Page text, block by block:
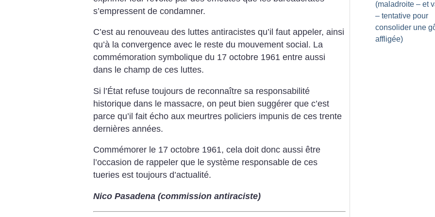
s’empressent de condamner.
C’est au renouveau des luttes antiracistes qu’il faut appeler, ainsi
qu’à la convergence avec le reste du mouvement social. La
commémoration symbolique du 17 octobre 1961 entre aussi
dans le champ de ces luttes.
Si l’État refuse toujours de reconnaître sa responsabilité
historique dans le massacre, on peut bien suggérer que c’est
parce qu’il fait écho aux meurtres policiers impunis de ces trente
dernières années.
Commémorer le 17 octobre 1961, cela doit donc aussi être
l’occasion de rappeler que le système responsable de ces
tueries est toujours d’actualité.
Nico Pasadena (commission antiraciste)
(maladroite – et
– tentative pour
consolider une
affligée)